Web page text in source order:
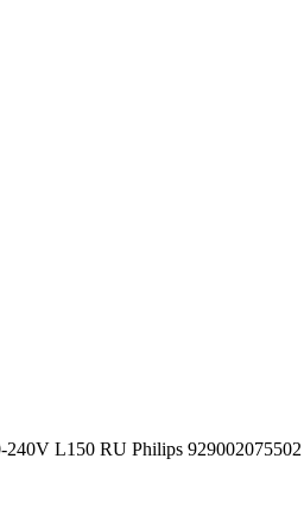
L150 RU Philips 929002075502